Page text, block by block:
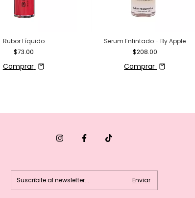
Rubor Líquido
$73.00
Comprar
Serum Entintado - By Apple
$208.00
Comprar